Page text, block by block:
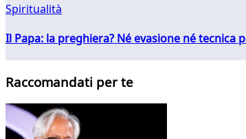
Spiritualità
Il Papa: la preghiera? Né evasione né
Raccomandati per te